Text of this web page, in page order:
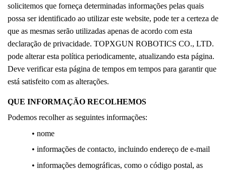
Tiếng Việt
solicitemos que forneça determinadas informações pelas quais
possa ser identificado ao utilizar este website, pode ter a certeza de
que as mesmas serão utilizadas apenas de acordo com esta
declaração de privacidade. TOPXGUN ROBOTICS CO., LTD.
pode alterar esta política periodicamente, atualizando esta página.
Deve verificar esta página de tempos em tempos para garantir que
está satisfeito com as alterações.
QUE INFORMAÇÃO RECOLHEMOS
Podemos recolher as seguintes informações:
• nome
• informações de contacto, incluindo endereço de e-mail
• informações demográficas, como o código postal, as